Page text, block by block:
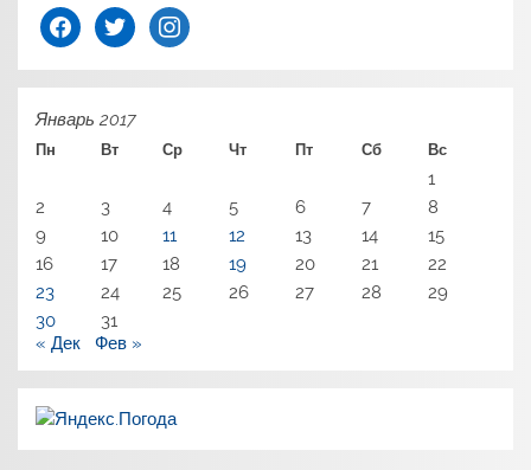
facebooktwitter instagram
Январь 2017
Пн Вт Ср Чт Пт Сб Вс
1
2
3 4 5 6 7
8
9
10 11 12 13 14
15
16
17 18 19 20 21
22
23
24 25 26 27 28
29
30
31
« Дек
Фев »